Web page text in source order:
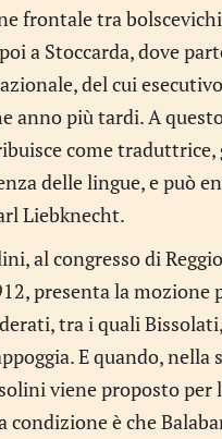
frontale tra
a Stoccarda, dove
del cui
anno più tardi. A
come traduttrice,
delle lingue, e può
Liebknecht.
al congresso di
presenta la mozione
tra i quali Bissolati,
E quando, nella
viene proposto per
condizione è che